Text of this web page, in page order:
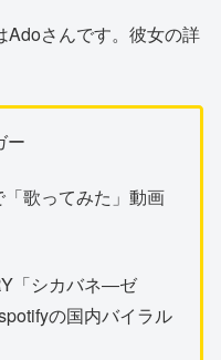
Adoさんです。彼女の詳
ー
「歌ってみた」動画
「シカバネ―ゼ
の国内バイラル